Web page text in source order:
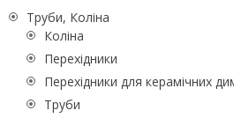
Труби, Коліна
Коліна
Перехідники
Перехідники для керамічних
Труби